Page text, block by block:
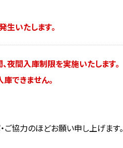
いたします。
夜間入庫制限を実施いたします。
できません。
協力のほどお願い申し上げます。